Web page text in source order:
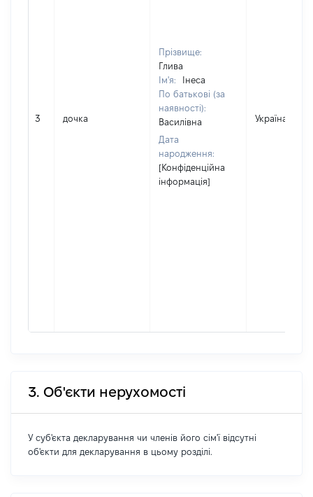
3 дочка
Прізвище:
Глива
Ім'я:
Інеса
По батькові (за
наявності):
Василівна
Дата
народження:
[Конфіденційна
інформація]
Україна
3. Об'єкти нерухомості
У суб'єкта декларування чи членів його сім'ї відсутні
об'єкти для декларування в цьому розділі.